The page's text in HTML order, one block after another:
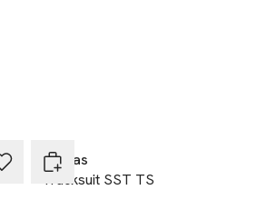
Adidas
Tracksuit SST TS